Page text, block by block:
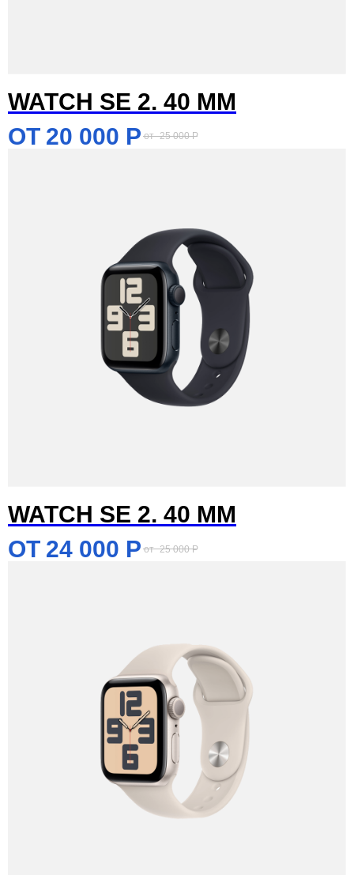
WATCH SE 2. 40 MM
20 000 Р 25 000 Р
WATCH SE 2. 40 MM
24 000 Р 25 000 Р